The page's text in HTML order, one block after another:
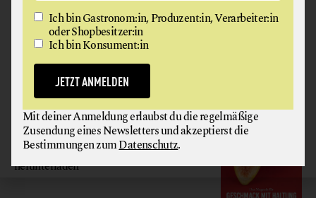
GAUMEN HOCH
MAGAZIN
Hier gratis
herunterladen
JETZT ANMELDEN
Mit deiner Anmeldung erlaubst du die regelmäßige
Zusendung eines Newsletters und akzeptierst die
Bestimmungen zum Datenschutz
Ich bin Gastronom:in, Produzent:in, Verarbeiter:in
oder Shopbesitzer:in
Ich bin Konsument:in
JETZT ANMELDEN
Mit deiner Anmeldung erlaubst du die regelmäßige
Zusendung eines Newsletters und akzeptierst die
Bestimmungen zumDatenschutz.